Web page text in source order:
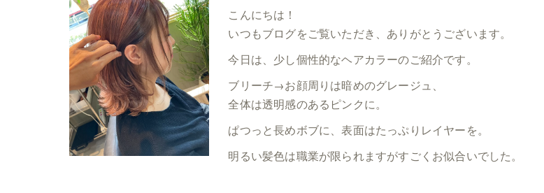
こんにちは！
いつもブログをご覧いただき、ありがとうございます。
今日は、少し個性的なヘアカラーのご紹介です。
ブリーチ→お顔周りは暗めのグレージュ、
全体は透明感のあるピンクに。
ぱつっと長めボブに、表面はたっぷりレイヤーを。
明るい髪色は職業が限られますがすごくお似合いでした。